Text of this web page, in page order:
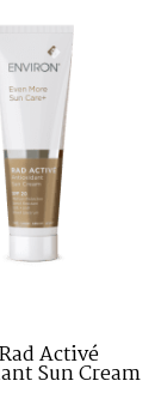
Activé
Sun Cream